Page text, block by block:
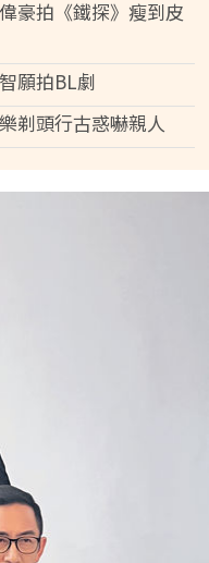
豪拍《鐵探》瘦到皮
願拍BL劇
剃頭行古惑嚇親人